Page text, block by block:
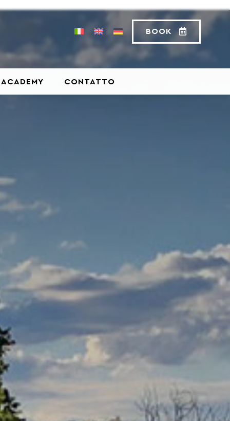
BOOK
ACADEMY CONTATTO